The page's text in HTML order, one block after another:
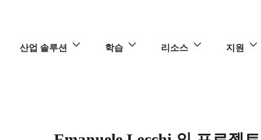
산업 솔루션 학습 리소스 지원